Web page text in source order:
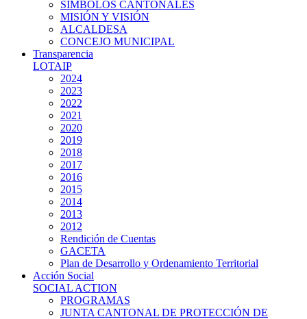
SIMBOLOS CANTONALES
MISIÓN Y VISIÓN
ALCALDESA
CONCEJO MUNICIPAL
Transparencia
LOTAIP
2024
2023
2022
2021
2020
2019
2018
2017
2016
2015
2014
2013
2012
Rendición de Cuentas
GACETA
Plan de Desarrollo y Ordenamiento Territorial
Acción Social
SOCIAL ACTION
PROGRAMAS
JUNTA CANTONAL DE PROTECCIÓN DE